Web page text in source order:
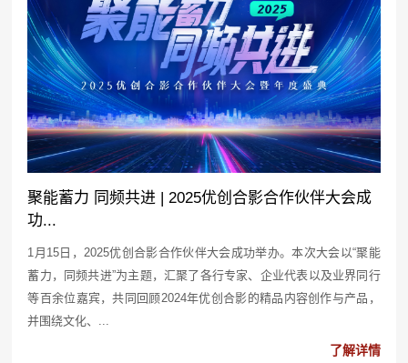
聚能蓄力 同频共进 | 2025优创合影合作伙伴大会成
功...
1月15日，2025优创合影合作伙伴大会成功举办。本次大会以“聚能
蓄力，同频共进”为主题，汇聚了各行专家、企业代表以及业界同行
等百余位嘉宾，共同回顾2024年优创合影的精品内容创作与产品，
并围绕文化、...
了解详情